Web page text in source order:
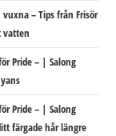
– Tips från Frisör
vatten
Pride – | Salong
Pride – | Salong
färgade hår längre